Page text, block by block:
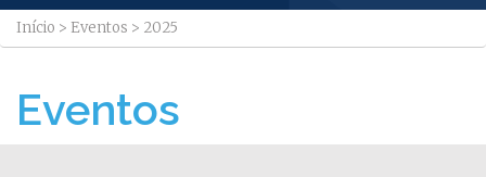
Início > Eventos > 2025
Eventos